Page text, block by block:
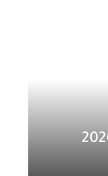
الجمعة 7 أغسطس 2026